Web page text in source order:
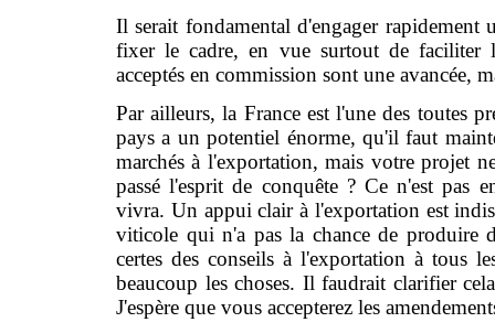
Il serait fondamental d'engager
fixer le cadre, en vue surtout de faciliter
acceptés en commission sont une avancée,
Par ailleurs, la France est l'une des toutes
pays a un potentiel énorme, qu'il faut
marchés à l'exportation, mais votre projet
passé l'esprit de conquête ? Ce n'est pas
vivra. Un appui clair à l'exportation est
viticole qui n'a pas la chance de produire
certes des conseils à l'exportation à tous
beaucoup les choses. Il faudrait clarifier
J'espère que vous accepterez les